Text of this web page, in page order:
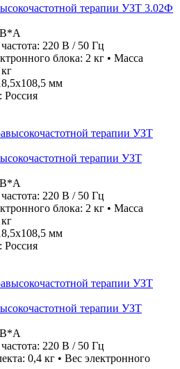
терапии УЗТ 3.02Ф
В*А
220 В / 50 Гц
блока: 2 кг • Масса
мм
Россия
терапии УЗТ
В*А
220 В / 50 Гц
блока: 2 кг • Масса
мм
Россия
терапии УЗТ
В*А
220 В / 50 Гц
0,4 кг • Вес электронного